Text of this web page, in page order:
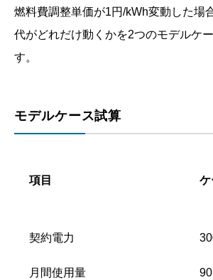
燃料費調整単価が1円/kWh変動した場
代がどれだけ動くかを2つのモデルケ
す。
モデルケース試算
項目 ケ
契約電力
月間使用量